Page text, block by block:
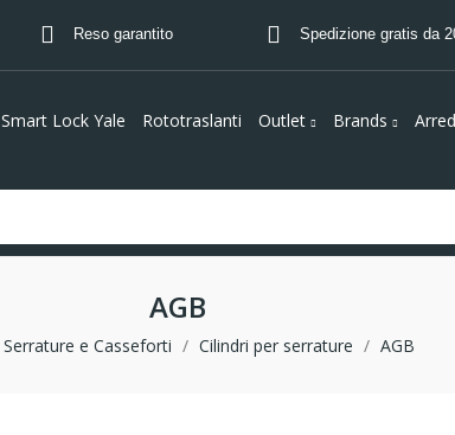
Reso garantito Spedizione gratis da
Smart Lock Yale Rototraslanti Outlet Brands
AGB
Serrature e Casseforti Cilindri per serrature AGB